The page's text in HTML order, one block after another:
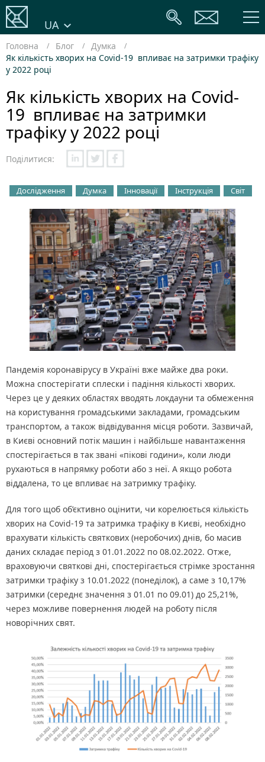
UA
Головна Блог
Думка
Як кількість хворих на Covid-19 впливає на затримки трафіку
у 2022 році
Як кількість хворих на Covid-
19 впливає на затримки
трафіку у 2022 році
Поділитися:
Дослідження Думка Інновації Інструкція Світ
Пандемія коронавірусу в Україні вже майже два роки.
Можна спостерігати сплески і падіння кількості хворих.
Через це у деяких областях вводять локдауни та обмеження
на користування громадськими закладами, громадським
транспортом, а також відвідування місця роботи. Зазвичай,
в Києві основний потік машин і найбільше навантаження
спостерігається в так звані «пікові години», коли люди
рухаються в напрямку роботи або з неї. А якщо робота
віддалена, то це впливає на затримку трафіку.
Для того щоб об’єктивно оцінити, чи корелюється кількість
хворих на Covid-19 та затримка трафіку в Києві, необхідно
врахувати кількість святкових (неробочих) днів, бо масив
даних складає період з 01.01.2022 по 08.02.2022. Отже,
враховуючи святкові дні, спостерігається стрімке зростання
затримки трафіку з 10.01.2022 (понеділок), а саме з 10,17%
затримки (середнє значення з 01.01 по 09.01) до 25,21%,
через можливе повернення людей на роботу після
новорічних свят.